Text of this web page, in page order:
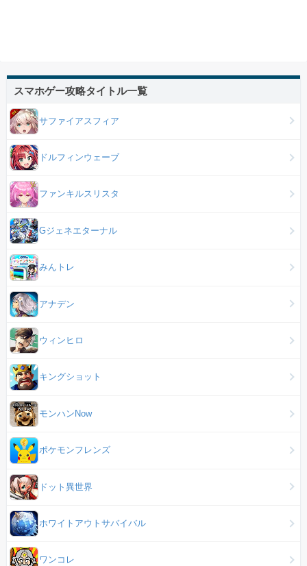
スマホゲー攻略タイトル一覧
サファイアスフィア
ドルフィンウェーブ
ファンキルスリスタ
Gジェネエターナル
みんトレ
アナデン
ウィンヒロ
キングショット
モンハンNow
ポケモンフレンズ
ドット異世界
ホワイトアウトサバイバル
ワンコレ